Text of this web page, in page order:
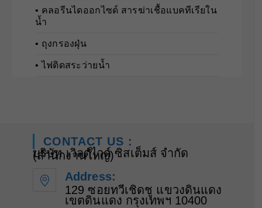
• คลอรีนไดออกไซด์ สารฆ่าเชื้อแบคทีเรียใน
น้ำ
• ถุงกรองฝุ่น
• ไฟติดสระว่ายน้ำ
CONTACT US :
บริษัท เวิลด์ไวด์ ซิสเต็มส์ จำกัด
(สำนักงานใหญ่)
Address:
129 ซอยทวีเชิดชู แขวงดินแดง
เขตดินแดง กรุงเทพฯ 10400